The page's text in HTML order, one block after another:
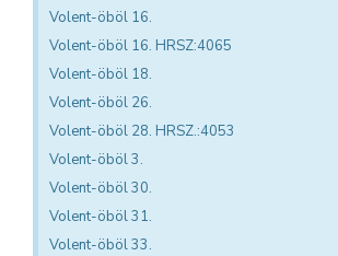
Volent-öböl 16.
Volent-öböl 16. HRSZ:4065
Volent-öböl 18.
Volent-öböl 26.
Volent-öböl 28. HRSZ.:4053
Volent-öböl 3.
Volent-öböl 30.
Volent-öböl 31.
Volent-öböl 33.